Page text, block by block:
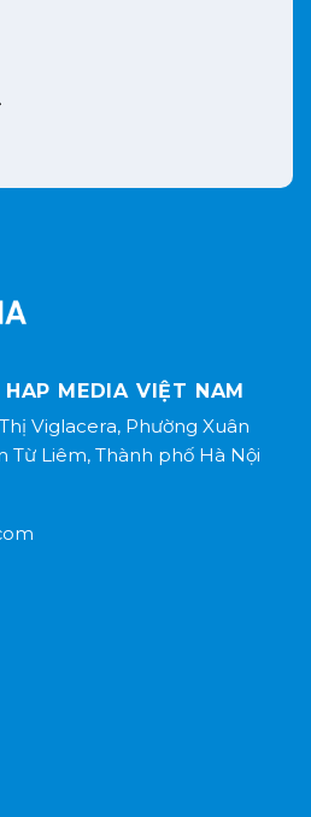
MEDIA VIỆT NAM
Viglacera, Phường Xuân
Từ Liêm, Thành phố Hà Nội